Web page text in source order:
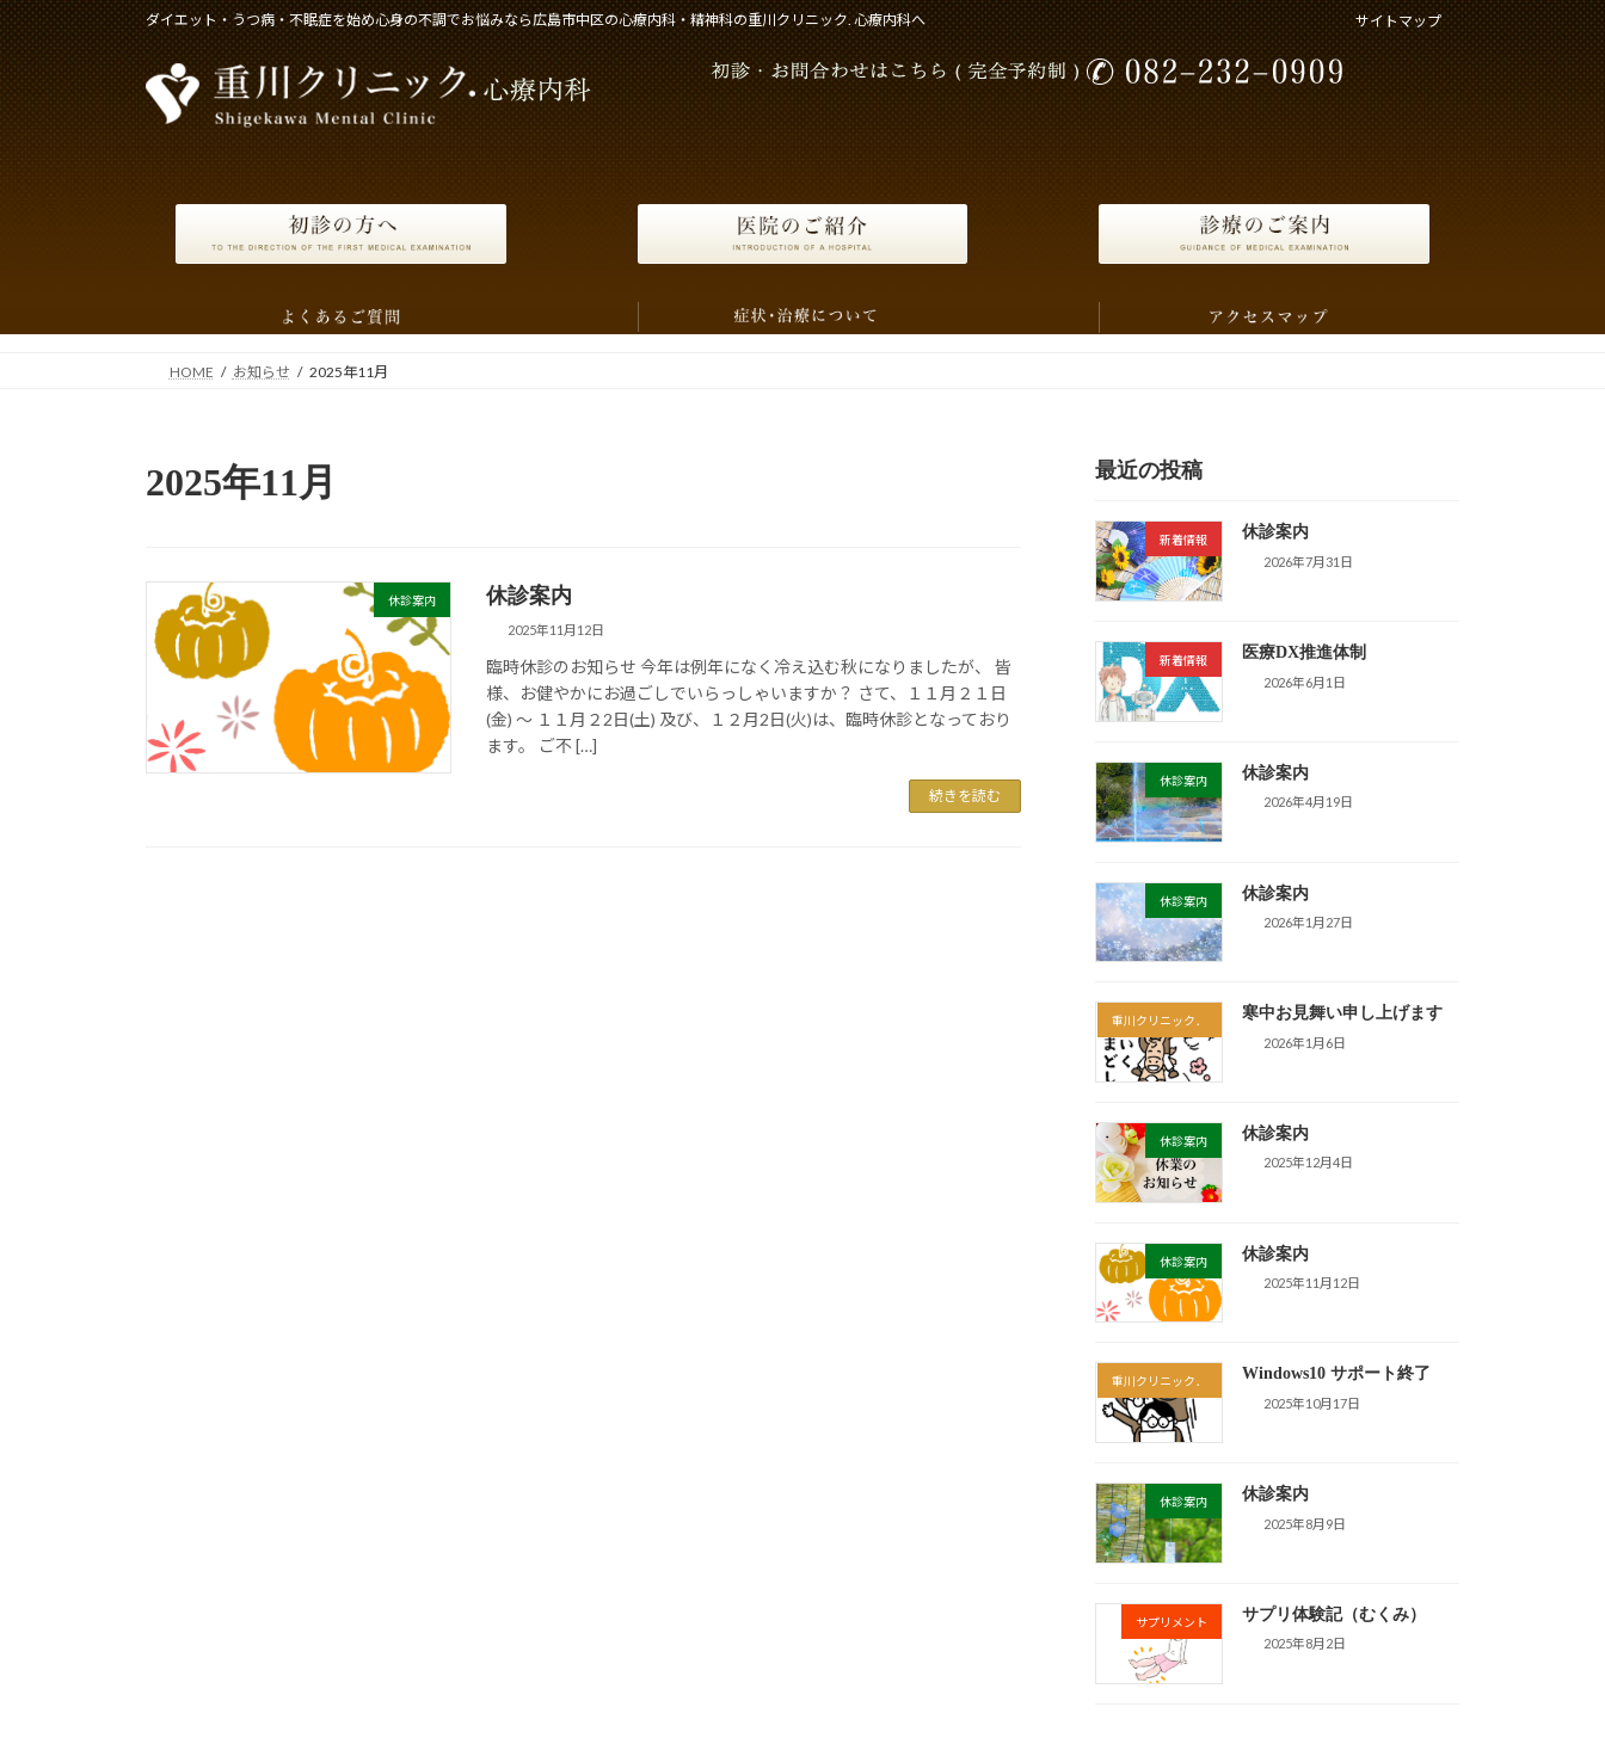
コ
ン
テ
ン
ナ
ビ
ゲ
ー
ダイエット・うつ病・不眠症を始め心身の不調でお悩みなら広島市中区の心療内科・精神科の重川クリニック. 心療内科へ サイトマップ
HOME お知らせ 2025年11月
2025年11月
休診案内 休診案内
2025年11月12日
臨時休診のお知らせ 今年は例年になく冷え込む秋になりましたが、 皆
様、お健やかにお過ごしでいらっしゃいますか？ さて、１１月２１日
(金) ～ １１月２2日(土) 及び、１２月2日(火)は、臨時休診となっており
ます。 ご不 […]
続きを読む
最近の投稿
新着情報 休診案内
2026年7月31日
新着情報 医療DX推進体制
2026年6月1日
休診案内 休診案内
2026年4月19日
休診案内 休診案内
2026年1月27日
重川クリニック． 寒中お見舞い申し上げます
2026年1月6日
休診案内 休診案内
2025年12月4日
休診案内 休診案内
2025年11月12日
重川クリニック． Windows10 サポート終了
2025年10月17日
休診案内 休診案内
2025年8月9日
サプリメント サプリ体験記（むくみ）
2025年8月2日